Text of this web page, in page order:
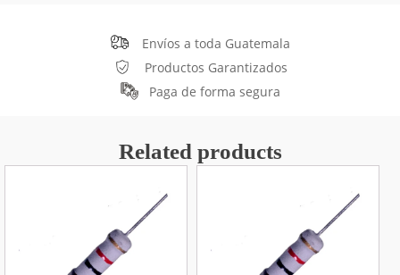
Envíos a toda Guatemala
Productos Garantizados
Paga de forma segura
Related products